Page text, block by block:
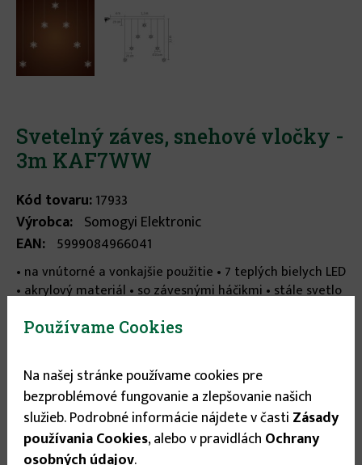
Svetelný záves, snehové vločky -
3m KAF7WW
Kód tovaru:17933
Výrobca: Somogyi Elektronic
EAN: 5999084966041
• na vnútorné a vonkajšie použitie • 7 teplých bielych LED
• akrylový materiál • so závesnými háčikmi • stále svetlo
IP44 ...viac informácií
Stav tovaru: Na sklade
Expedícia do: 1-3 dní
Používame Cookies
Na našej stránke používame cookies pre
bezproblémové fungovanie a zlepšovanie našich
služieb. Podrobné informácie nájdete v časti Zásady
používania Cookies, alebo v pravidlách Ochrany
osobných údajov.